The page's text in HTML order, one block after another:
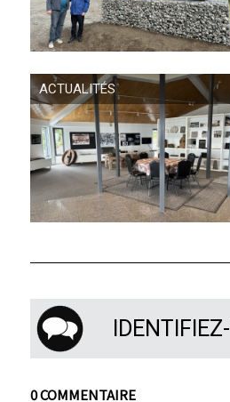
ACTUALITÉS
0 COMMENTAIRE